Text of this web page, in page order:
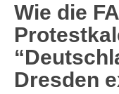
Wie die
Dresden